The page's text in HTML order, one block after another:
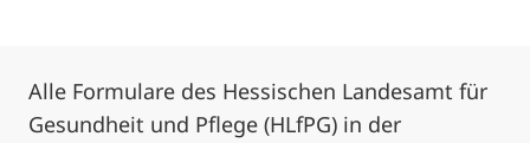
Alle Formulare des Hessischen Landesamt für
Gesundheit und Pflege (HLfPG) in der